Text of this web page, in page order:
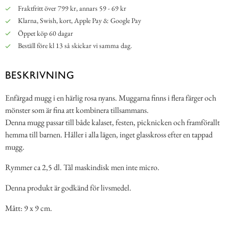
Fraktfritt över 799 kr, annars 59 - 69 kr
Klarna, Swish, kort, Apple Pay & Google Pay
Öppet köp 60 dagar
Beställ före kl 13 så skickar vi samma dag.
BESKRIVNING
Enfärgad mugg i en härlig rosa nyans. Muggarna finns i flera färger och
mönster som är fina att kombinera tillsammans.
Denna mugg passar till både kalaset, festen, picknicken och framförallt
hemma till barnen. Håller i alla lägen, inget glasskross efter en tappad
mugg.
Rymmer ca 2,5 dl. Tål maskindisk men inte micro.
Denna produkt är godkänd för livsmedel.
Mått: 9 x 9 cm.